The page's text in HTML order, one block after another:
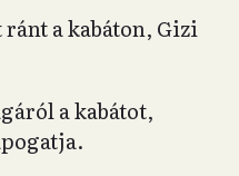
a kabáton, Gizi
a kabátot,